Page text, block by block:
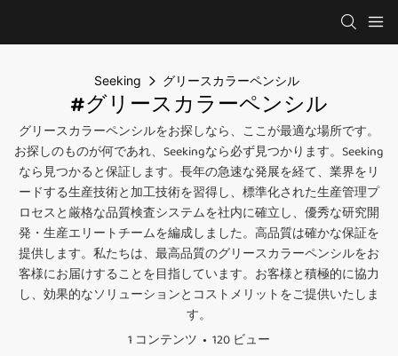
Seeking グリースカラーペンシル
#グリースカラーペンシル
グリースカラーペンシルをお探しなら、ここが最適な場所です。
お探しのものが何であれ、Seekingなら必ず見つかります。Seeking
なら見つかると保証します。長年の急速な発展を経て、業界をリ
ードする生産技術と加工技術を習得し、標準化された生産管理プ
ロセスと厳格な品質検査システムを社内に確立し、優秀な研究開
発・生産エリートチームを編成しました。高品質は確かな保証を
提供します。私たちは、最高品質のグリースカラーペンシルをお
客様にお届けすることを目指しています。お客様と積極的に協力
し、効果的なソリューションとコストメリットをご提供いたしま
す。
1 コンテンツ
120 ビュー